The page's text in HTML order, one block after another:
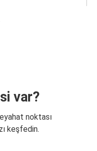
var?
noktası
keşfedin.